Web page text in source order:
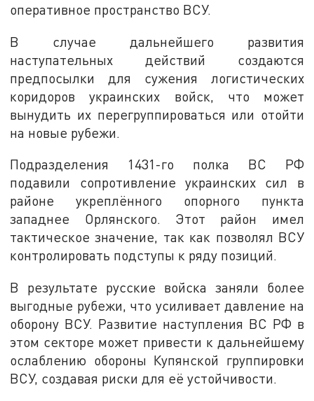
оперативное пространство ВСУ.
В случае дальнейшего развития
наступательных действий создаются
предпосылки для сужения логистических
коридоров украинских войск, что может
вынудить их перегруппироваться или отойти
на новые рубежи.
Подразделения 1431-го полка ВС РФ
подавили сопротивление украинских сил в
районе укреплённого опорного пункта
западнее Орлянского. Этот район имел
тактическое значение, так как позволял ВСУ
контролировать подступы к ряду позиций.
В результате русские войска заняли более
выгодные рубежи, что усиливает давление на
оборону ВСУ. Развитие наступления ВС РФ в
этом секторе может привести к дальнейшему
ослаблению обороны Купянской группировки
ВСУ, создавая риски для её устойчивости.